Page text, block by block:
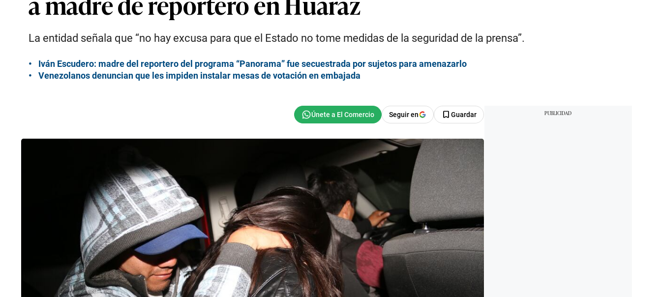
La entidad señala que “no hay excusa para que el Estado no tome medidas de la seguridad de la prensa”.
Iván Escudero: madre del reportero del programa “Panorama” fue secuestrada por sujetos para amenazarlo
Venezolanos denuncian que les impiden instalar mesas de votación en embajada
Seguir en Guardar